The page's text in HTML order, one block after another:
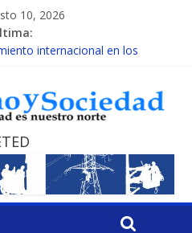
10, 2026
internacional en los
Nacional de la lucha contra el
LA COALICIÓN
rehabilitación de
Consulta Nacional por la